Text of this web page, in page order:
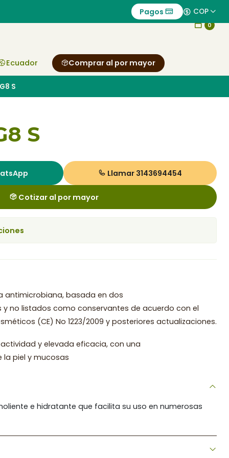
0
Ecuador Comprar al por mayor
Pagos COP
S
S
Llamar 3143694454
Cotizar al por mayor
antimicrobiana, basada en dos
no listados como conservantes de acuerdo con el
(CE) No 1223/2009 y posteriores actualizaciones.
y elevada eficacia, con una
piel y mucosas
e hidratante que facilita su uso en numerosas